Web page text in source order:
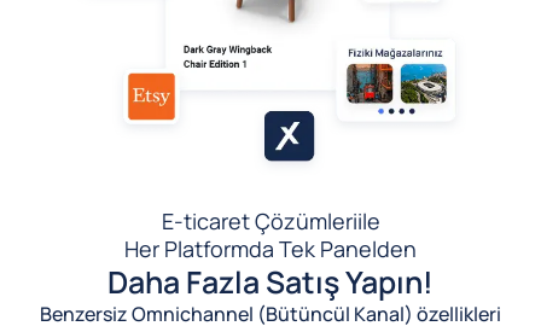
E-ticaret Çözümleriile
Her Platformda Tek Panelden
Daha Fazla Satış Yapın!
Benzersiz Omnichannel (Bütüncül Kanal) özellikleri